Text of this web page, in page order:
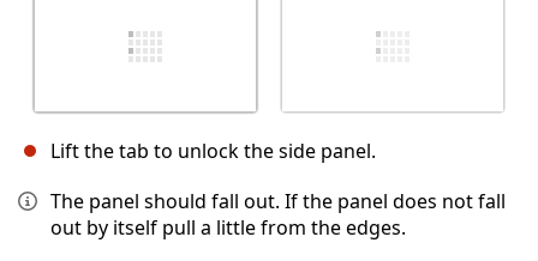
Lift the tab to unlock the side panel.
The panel should fall out. If the panel does not fall
out by itself pull a little from the edges.